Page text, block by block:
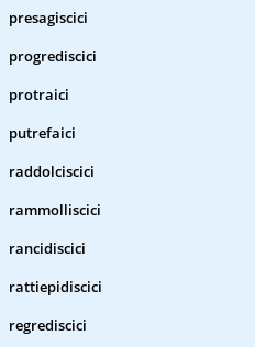
presagiscici
progrediscici
protraici
putrefaici
raddolciscici
rammolliscici
rancidiscici
rattiepidiscici
regrediscici